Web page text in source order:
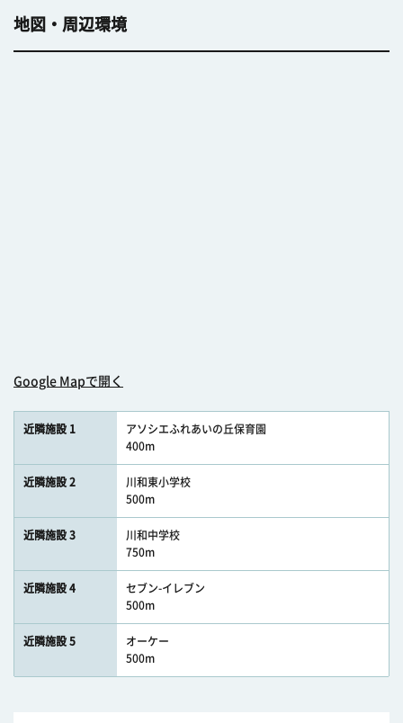
地図・周辺環境
Google Mapで開く
近隣施設 1
アソシエふれあいの丘保育園
400m
近隣施設 2
川和東小学校
500m
近隣施設 3
川和中学校
750m
近隣施設 4
セブン-イレブン
500m
近隣施設 5
オーケー
500m